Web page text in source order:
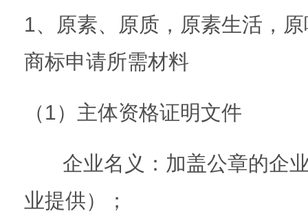
1、原素、原质，原素生活，
商标申请所需材料
（1）主体资格证明文件
企业名义：加盖公章的企业
业提供）；